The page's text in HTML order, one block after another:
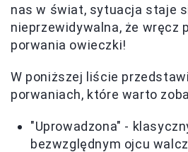
nas w świat, sytuacja staje
nieprzewidywalna, że wręcz
porwania owieczki!
W poniższej liście
porwaniach, które warto
"Uprowadzona" -
bezwzględnym ojcu